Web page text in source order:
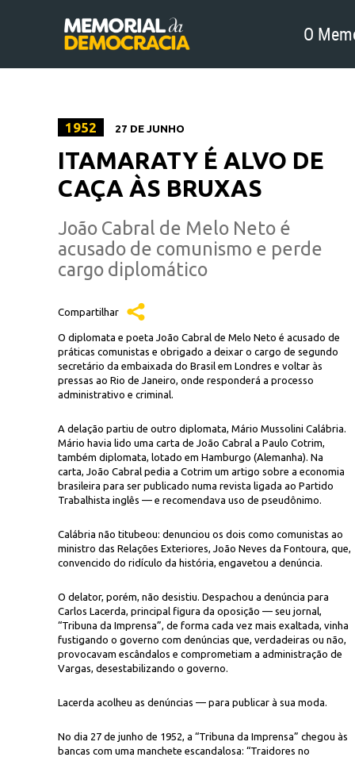
O
1952 27 DE JUNHO
ITAMARATY É ALVO DE
CAÇA ÀS BRUXAS
João Cabral de Melo Neto é
acusado de comunismo e perde
cargo diplomático
Compartilhar
O diplomata e poeta João Cabral de Melo Neto é acusado de
práticas comunistas e obrigado a deixar o cargo de segundo
secretário da embaixada do Brasil em Londres e voltar às
pressas ao Rio de Janeiro, onde responderá a processo
administrativo e criminal.
A delação partiu de outro diplomata, Mário Mussolini Calábria.
Mário havia lido uma carta de João Cabral a Paulo Cotrim,
também diplomata, lotado em Hamburgo (Alemanha). Na
carta, João Cabral pedia a Cotrim um artigo sobre a economia
brasileira para ser publicado numa revista ligada ao Partido
Trabalhista inglês — e recomendava uso de pseudônimo.
Calábria não titubeou: denunciou os dois como comunistas ao
ministro das Relações Exteriores, João Neves da Fontoura, que,
convencido do ridículo da história, engavetou a denúncia.
O delator, porém, não desistiu. Despachou a denúncia para
Carlos Lacerda, principal figura da oposição — seu jornal,
“Tribuna da Imprensa”, de forma cada vez mais exaltada, vinha
fustigando o governo com denúncias que, verdadeiras ou não,
provocavam escândalos e comprometiam a administração de
Vargas, desestabilizando o governo.
Lacerda acolheu as denúncias — para publicar à sua moda.
No dia 27 de junho de 1952, a “Tribuna da Imprensa” chegou às
bancas com uma manchete escandalosa: “Traidores no
o jornal "Tribuna de Imprensa" acusao diplomata e poeta João